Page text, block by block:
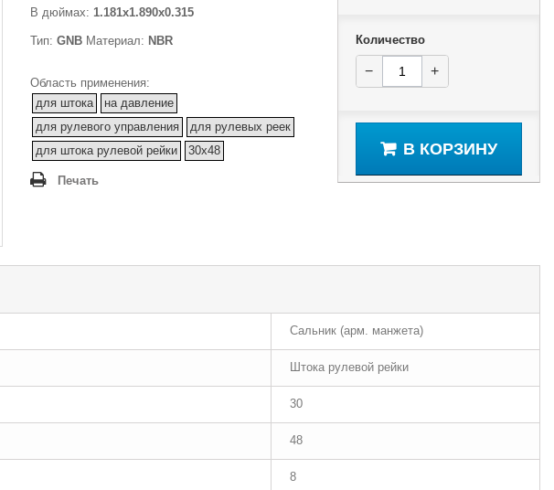
В дюймах: 1.181x1.890x0.315
Тип: GNB Материал: NBR
Область применения:
для штока
на давление
для рулевого управления
для рулевых реек
для штока рулевой рейки
30x48
Печать
Количество
− +
В КОРЗИНУ
Сальник (арм. манжета)
Штока рулевой рейки
30
48
8